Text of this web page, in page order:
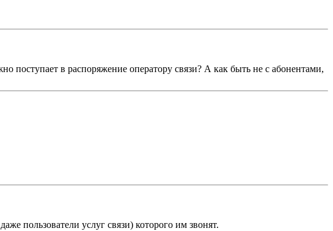
поступает в распоряжение оператору связи? А как быть не с абонентами,
пользователи услуг связи) которого им звонят.